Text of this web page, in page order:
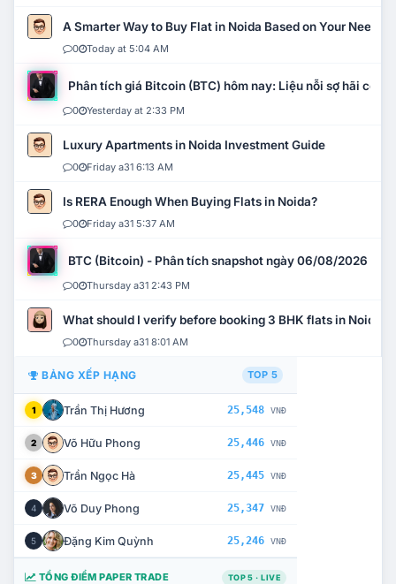
A Smarter Way to Buy Flat in Noida Based on Your Needs
0 Today at 5:04 AM
Phân tích giá Bitcoin (BTC) hôm nay: Liệu nỗi sợ hãi có
0 Yesterday at 2:33 PM
Luxury Apartments in Noida Investment Guide
0 Friday a31 6:13 AM
Is RERA Enough When Buying Flats in Noida?
0 Friday a31 5:37 AM
BTC (Bitcoin) - Phân tích snapshot ngày 06/08/2026
0 Thursday a31 2:43 PM
What should I verify before booking 3 BHK flats in Noida?
0 Thursday a31 8:01 AM
BẢNG XẾP HẠNG TOP 5
1 Trần Thị Hương 25,548 VNĐ
2 Võ Hữu Phong 25,446 VNĐ
3 Trần Ngọc Hà 25,445 VNĐ
4 Võ Duy Phong 25,347 VNĐ
5 Đặng Kim Quỳnh 25,246 VNĐ
TỔNG ĐIỂM PAPER TRADE TOP 5 · LIVE